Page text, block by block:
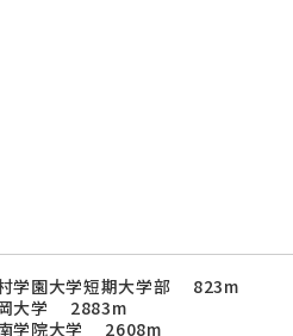
学園大学短期大学部 823m
大学 2883m
学院大学 2608m